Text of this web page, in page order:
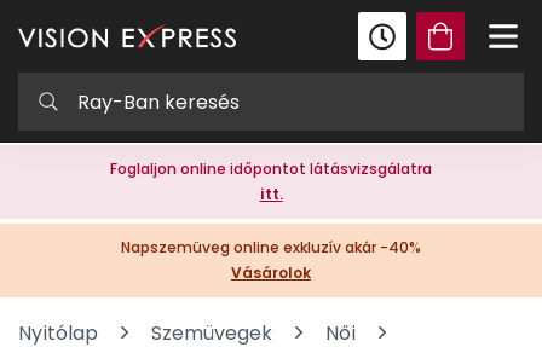
Foglaljon online időpontot látásvizsgálatra
itt.
Napszemüveg online exkluzív akár -40%
Vásárolok
Nyitólap Szemüvegek
Női